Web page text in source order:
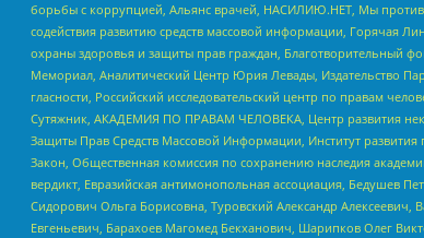
борьбы с коррупцией, Альянс врачей, НАСИЛИЮ.НЕТ, Мы против
содействия развитию средств массовой информации, Горячая
охраны здоровья и защиты прав граждан, Благотворительный
Мемориал, Аналитический Центр Юрия Левады, Издательство
гласности, Российский исследовательский центр по правам
Сутяжник, АКАДЕМИЯ ПО ПРАВАМ ЧЕЛОВЕКА, Центр развития
Защиты Прав Средств Массовой Информации, Институт
Закон, Общественная комиссия по сохранению наследия
вердикт, Евразийская антимонопольная ассоциация, Бедушев
Сидорович Ольга Борисовна, Туровский Александр Алексеевич,
Евгеньевич, Барахоев Магомед Бекханович, Шарипков Олег